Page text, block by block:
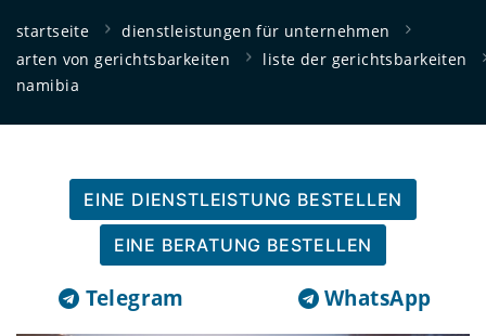
startseite
dienstleistungen für unternehmen
arten von gerichtsbarkeiten
liste der gerichtsbarkeiten
namibia
EINE DIENSTLEISTUNG BESTELLEN
EINE BERATUNG BESTELLEN
Telegram WhatsApp